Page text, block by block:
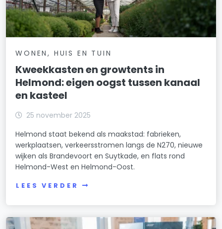
WONEN, HUIS EN TUIN
Kweekkasten en growtents in
Helmond: eigen oogst tussen kanaal
en kasteel
25 november 2025
Helmond staat bekend als maakstad: fabrieken,
werkplaatsen, verkeersstromen langs de N270, nieuwe
wijken als Brandevoort en Suytkade, en flats rond
Helmond-West en Helmond-Oost.
LEES VERDER